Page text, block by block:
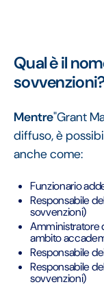
Qual è il
‍Mentre"Grant
diffuso, è
anche come:
Funzionario
Responsabile
sovvenzioni)
Amministratore
ambito
Responsabile
Responsabile
sovvenzioni)